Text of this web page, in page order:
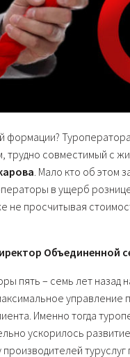
формации?
трудно совместимый с
. Мало кто об этом
в ущерб
не просчитывая
Объединенной
пять – семь лет назад
управление
Именно тогда
ускорилось